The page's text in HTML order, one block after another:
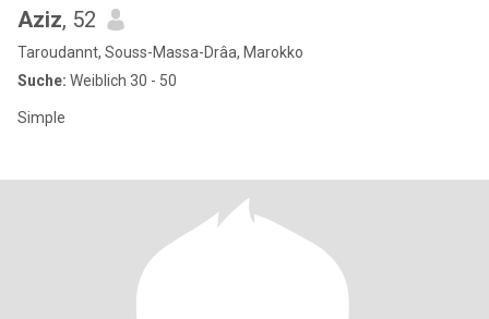
Aziz, 52
Taroudannt, Souss-Massa-Drâa, Marokko
Suche: Weiblich 30 - 50
Simple